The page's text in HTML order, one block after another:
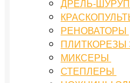
ДРЕЛЬ-
РЕНОВАТОРЫ
ПЛИТКОРЕЗЫ
МИКСЕРЫ
СТЕПЛЕРЫ